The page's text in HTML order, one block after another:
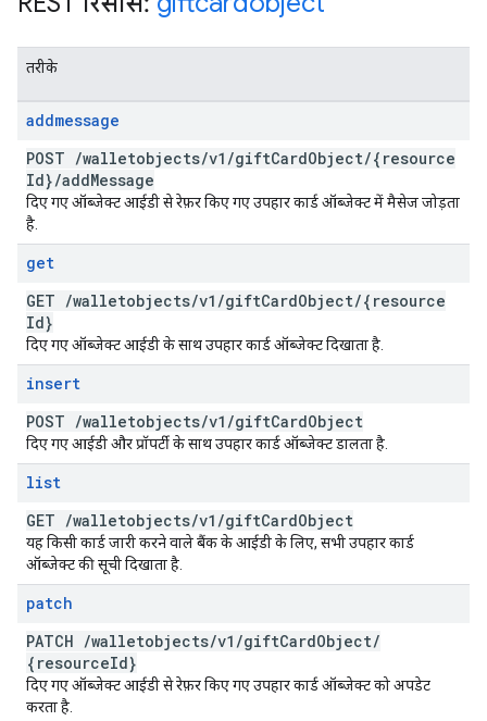
तरीके
addmessage
POST /walletobjects/v1 /giftCardObject/{resource
Id}/addMessage
दिए गए ऑब्जेक्ट आईडी से रेफ़र किए गए उपहार कार्ड ऑब्जेक्ट में मैसेज जोड़ता
है.
get
GET /walletobjects/v1 /giftCardObject/{resource
Id}
दिए गए ऑब्जेक्ट आईडी के साथ उपहार कार्ड ऑब्जेक्ट दिखाता है.
insert
POST /walletobjects/v1 /giftCardObject
दिए गए आईडी और प्रॉपर्टी के साथ उपहार कार्ड ऑब्जेक्ट डालता है.
list
GET /walletobjects/v1 /giftCardObject
यह किसी कार्ड जारी करने वाले बैंक के आईडी के लिए, सभी उपहार कार्ड
ऑब्जेक्ट की सूची दिखाता है.
patch
PATCH /walletobjects/v1 /giftCardObject/
{resourceId}
दिए गए ऑब्जेक्ट आईडी से रेफ़र किए गए उपहार कार्ड ऑब्जेक्ट को अपडेट
करता है.